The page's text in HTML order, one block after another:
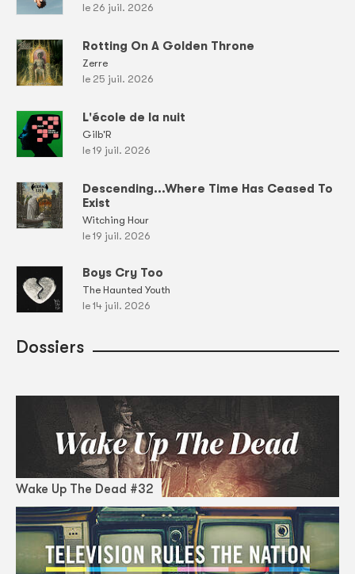
le 26 juil. 2026
Rotting On A Golden Throne
Zerre
le 25 juil. 2026
L'école de la nuit
Gilb'R
le 19 juil. 2026
Descending...Where Time Has Ceased To
Exist
Witching Hour
le 19 juil. 2026
Boys Cry Too
The Haunted Youth
le 14 juil. 2026
Dossiers
Wake Up The Dead #32